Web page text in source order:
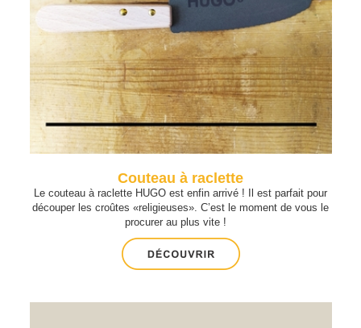
Couteau à raclette
Le couteau à raclette HUGO est enfin arrivé ! Il est parfait pour
découper les croûtes «religieuses». C’est le moment de vous le
procurer au plus vite !